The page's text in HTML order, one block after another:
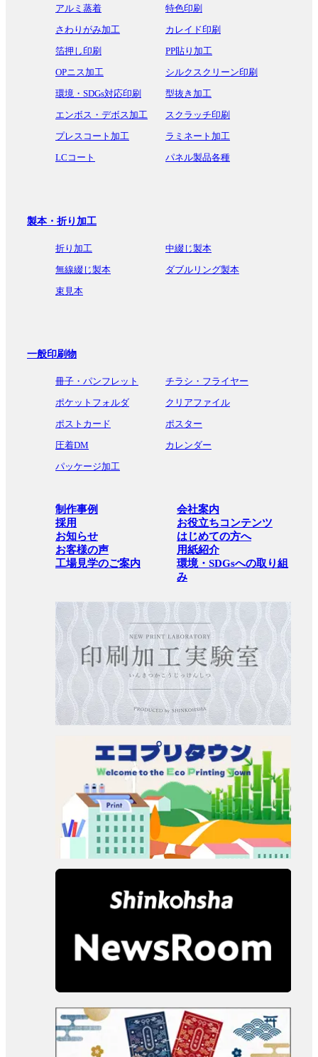
アルミ蒸着
特色印刷
さわりがみ加工
カレイド印刷
箔押し印刷
PP貼り加工
OPニス加工
シルクスクリーン印刷
環境・SDGs対応印刷
型抜き加工
エンボス・デボス加工
スクラッチ印刷
プレスコート加工
ラミネート加工
LCコート
パネル製品各種
製本・折り加工
折り加工
中綴じ製本
無線綴じ製本
ダブルリング製本
束見本
一般印刷物
冊子・パンフレット
チラシ・フライヤー
ポケットフォルダ
クリアファイル
ポストカード
ポスター
圧着DM
カレンダー
パッケージ加工
制作事例
会社案内
採用
お役立ちコンテンツ
お知らせ
はじめての方へ
お客様の声
用紙紹介
工場見学のご案内
環境・SDGsへの取り組
み